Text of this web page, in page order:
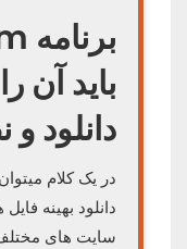
باید آن
دانلود
دانلود بهینه
سایت های